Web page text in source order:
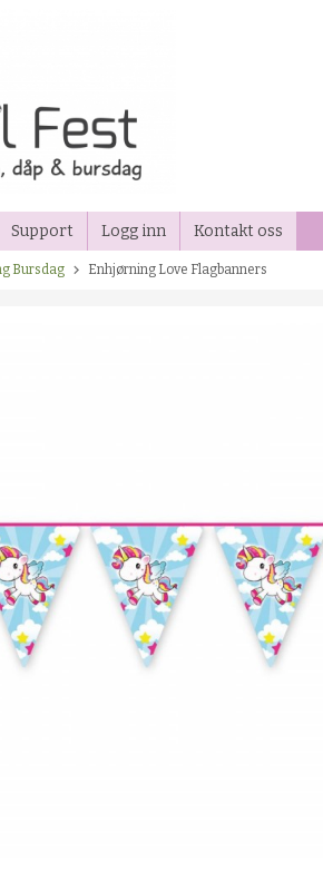
Support Logg inn Kontakt oss
Bursdag Enhjørning Love Flagbanners